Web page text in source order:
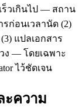
วเกินไป — สถาน
ก่อนเวลานัด (2)
แปลเอกสาร
ง — โดยเฉพาะ
ไว้ชัดเจน
ะความ